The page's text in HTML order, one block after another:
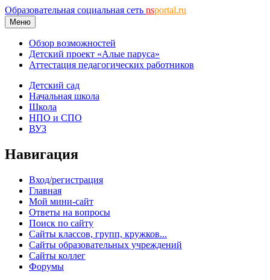
Образовательная социальная сеть nsportal.ru
Меню
Обзор возможностей
Детский проект «Алые паруса»
Аттестация педагогических работников
Детский сад
Начальная школа
Школа
НПО и СПО
ВУЗ
Навигация
Вход/регистрация
Главная
Мой мини-сайт
Ответы на вопросы
Поиск по сайту
Сайты классов, групп, кружков...
Сайты образовательных учреждений
Сайты коллег
Форумы